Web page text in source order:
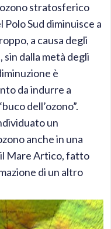
stratosferico
Polo Sud diminuisce a
a causa degli
dalla metà degli
è
da indurre a
dell’ozono”.
un
anche in una
il Mare Artico, fatto
di un altro